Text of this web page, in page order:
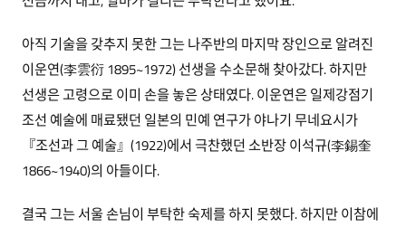
아직 기술을 갖추지 못한 그는 나주반의 마지막 장인으로 알려진
이운연(李雲衍 1895~1972) 선생을 수소문해 찾아갔다. 하지만
선생은 고령으로 이미 손을 놓은 상태였다. 이운연은 일제강점기
조선 예술에 매료됐던 일본의 민예 연구가 야나기 무네요시가
『조선과 그 예술』(1922)에서 극찬했던 소반장 이석규(李錫奎
1866~1940)의 아들이다.
결국 그는 서울 손님이 부탁한 숙제를 하지 못했다. 하지만 이참에